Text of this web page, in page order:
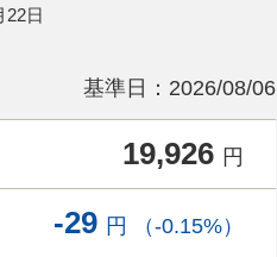
22日
基準日：2026/08/06
19,926 円
-29 円 （-0.15%）